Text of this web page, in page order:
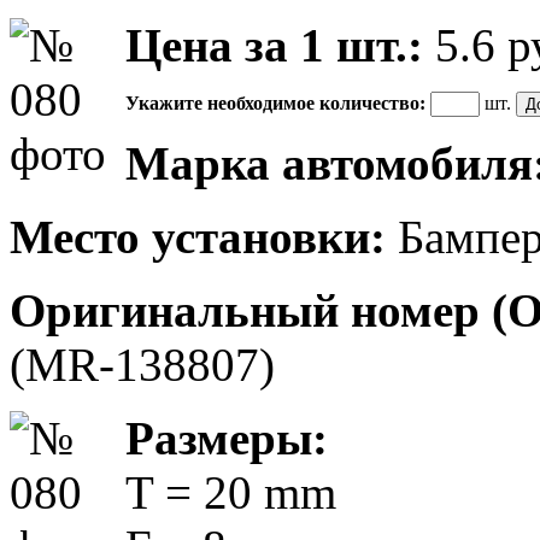
Цена за 1 шт.: 5.6
Укажите необходимое количество: шт.
Марка
Место установки:
Оригинальный номер
(MR-138807)
Размеры:
T = 20 mm